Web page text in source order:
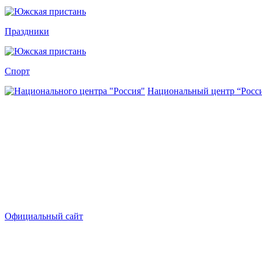
Праздники
Спорт
Национальный центр
Официальный сайт